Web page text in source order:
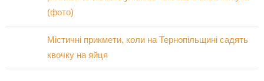
(фото)
Містичні прикмети, коли на Тернопільщині садять
квочку на яйця